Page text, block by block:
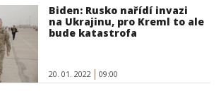
Biden: Rusko nařídí invazi
na Ukrajinu, pro Kreml to ale
bude katastrofa
20. 01. 2022 09:00